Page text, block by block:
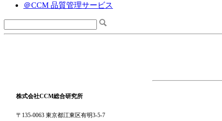
＠CCM 品質管理サービス
株式会社CCM総合研究所
〒135-0063 東京都江東区有明3-5-7